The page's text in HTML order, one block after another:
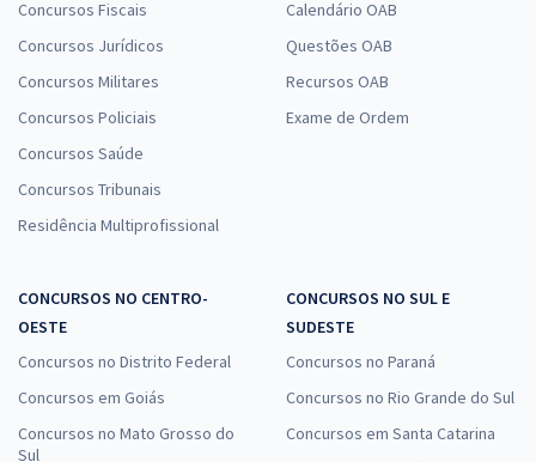
Prefeitura de Senador Canedo - GO - Analista de Serviço Social –
33,33
Economize R$ 99,98 (-20%)
Nutricionista
à vista
ou 12x de
R$33,33
Economize R$ 99,98 (-20%)
Comprar
Concursos Fiscais
Concursos Jurídicos
Concursos Militares
Concursos Policiais
Concursos Saúde
Concursos Tribunais
Residência Multiprofissional
Calendário OAB
Questões OAB
Recursos OAB
Exame de Ordem
CONCURSOS NO CENTRO-
OESTE
Concursos no Distrito Federal
Concursos em Goiás
Concursos no Mato Grosso do
Sul
CONCURSOS NO SUL E
SUDESTE
Concursos no Paraná
Concursos no Rio Grande do Sul
Concursos em Santa Catarina